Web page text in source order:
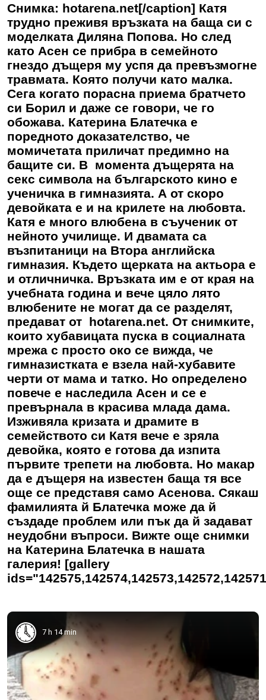
Снимка: hotarena.net[/caption] Катя
трудно преживя връзката на баща си с
моделката Диляна Попова. Но след
като Асен се прибра в семейното
гнездо дъщеря му успя да превъзмогне
травмата. Която получи като малка.
Сега когато порасна приема братчето
си Борил и даже се говори, че го
обожава. Катерина Блатечка е
поредното доказателство, че
момичетата приличат предимно на
бащите си. В момента дъщерята на
секс символа на българското кино е
ученичка в гимназията. А от скоро
девойката е и на крилете на любовта.
Катя е много влюбена в съученик от
нейното училище. И двамата са
възпитаници на Втора английска
гимназия. Където щерката на актьора е
и отличничка. Връзката им е от края на
учебната година и вече цяло лято
влюбените не могат да се разделят,
предават от hotarena.net. От снимките,
които хубавицата пуска в социалната
мрежа с просто око се вижда, че
гимназистката е взела най-хубавите
черти от мама и татко. Но определено
повече е наследила Асен и се е
превърнала в красива млада дама.
Изживяла кризата и драмите в
семейството си Катя вече е зряла
девойка, която е готова да изпита
първите трепети на любовта. Но макар
да е дъщеря на известен баща тя все
още се представя само Асенова. Сякаш
фамилията й Блатечка може да й
създаде проблем или пък да й задават
неудобни въпроси. Вижте още снимки
на Катерина Блатечка в нашата
галерия! [gallery
7 h 14 min